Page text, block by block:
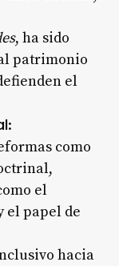
, ha sido
patrimonio
el
:
como
el
el papel de
hacia